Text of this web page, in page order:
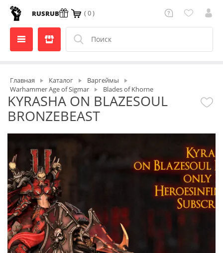
RUSRUB ( 0 )
Главная Каталог
Варгеймы
Warhammer Age of Sigmar
Blades of Khorne
KYRASHA ON BLAZESOUL
BRONZEBEAST